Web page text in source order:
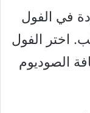
في الفول
اختر الفول
الصوديوم